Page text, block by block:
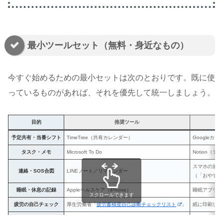
最小ツールセット（無料・身近なもの）
今すぐ始めるための最小セットは次のとおりです。既に使
っているものがあれば、それを優先して統一しましょう。
目的 推奨ツール
予定共有・当番シフト TimeTree（共有カレンダー） Googleカレ
タスク・メモ Microsoft To Do Notion（テ
連絡・SOS合図 LINEノート／リマインダー
スマホの通
（「おやす
睡眠・休息の記録 Appleヘルスケア（iPhone） 睡眠アプリ
疲労の自己チェック 厚生労働省「疲労蓄積度自己診断チェックリスト 」 紙に印刷し
スクロールできます